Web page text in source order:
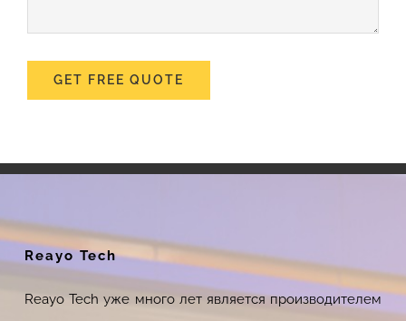
GET FREE QUOTE
Reayo Tech
Reayo Tech уже много лет является производителем